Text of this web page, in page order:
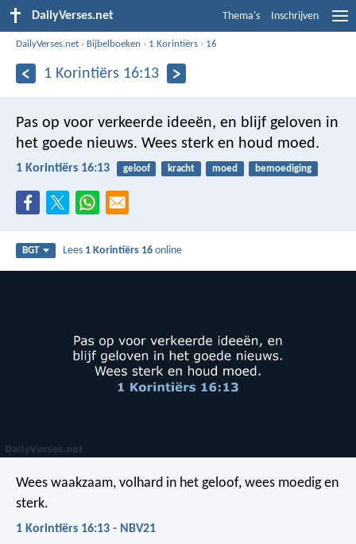
DailyVerses.net Thema's Inschrijven
DailyVerses.net › Bijbelboeken › 1 Korintiërs › 16
1 Korintiërs 16:13
Pas op voor verkeerde ideeën, en blijf geloven in
het goede nieuws. Wees sterk en houd moed.
1 Korintiërs 16:13 geloof kracht moed bemoediging
BGT Lees 1 Korintiërs 16 online
Wees waakzaam, volhard in het geloof, wees moedig en
sterk.
1 Korintiërs 16:13 - NBV21